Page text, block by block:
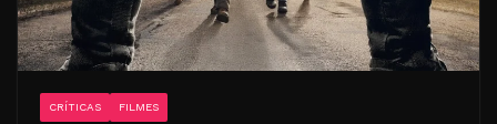
CRÍTICAS FILMES